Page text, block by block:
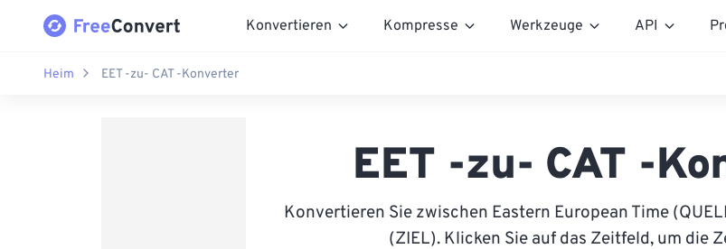
Konvertieren Kompresse Werkzeuge API
Heim EET -zu- CAT -Konverter
EET -zu- CAT -
Konvertieren Sie zwischen Eastern European Time
(ZIEL). Klicken Sie auf das Zeitfeld, um die